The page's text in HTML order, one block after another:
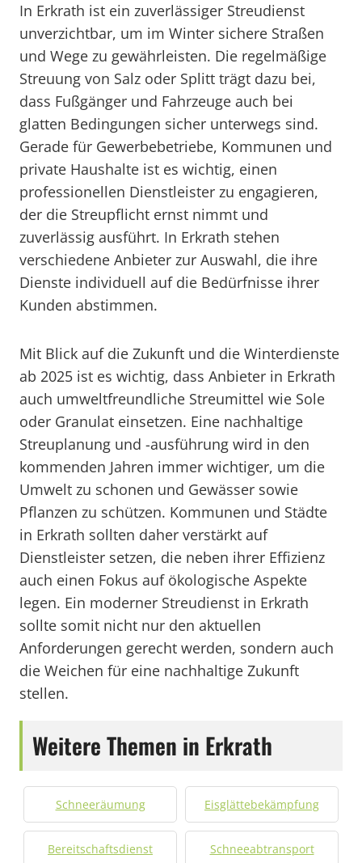
In Erkrath ist ein zuverlässiger Streudienst
unverzichtbar, um im Winter sichere Straßen
und Wege zu gewährleisten. Die regelmäßige
Streuung von Salz oder Splitt trägt dazu bei,
dass Fußgänger und Fahrzeuge auch bei
glatten Bedingungen sicher unterwegs sind.
Gerade für Gewerbebetriebe, Kommunen und
private Haushalte ist es wichtig, einen
professionellen Dienstleister zu engagieren,
der die Streupflicht ernst nimmt und
zuverlässig ausführt. In Erkrath stehen
verschiedene Anbieter zur Auswahl, die ihre
Dienste individuell auf die Bedürfnisse ihrer
Kunden abstimmen.
Mit Blick auf die Zukunft und die Winterdienste
ab 2025 ist es wichtig, dass Anbieter in Erkrath
auch umweltfreundliche Streumittel wie Sole
oder Granulat einsetzen. Eine nachhaltige
Streuplanung und -ausführung wird in den
kommenden Jahren immer wichtiger, um die
Umwelt zu schonen und Gewässer sowie
Pflanzen zu schützen. Kommunen und Städte
in Erkrath sollten daher verstärkt auf
Dienstleister setzen, die neben ihrer Effizienz
auch einen Fokus auf ökologische Aspekte
legen. Ein moderner Streudienst in Erkrath
sollte somit nicht nur den aktuellen
Anforderungen gerecht werden, sondern auch
die Weichen für eine nachhaltige Zukunft
stellen.
Weitere Themen in Erkrath
Schneeräumung Eisglättebekämpfung
Bereitschaftsdienst Schneeabtransport